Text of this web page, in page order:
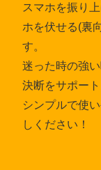
スマホを振り
ホを伏せる(裏
す。
迷った時の強
決断をサポート
シンプルで使
しください！